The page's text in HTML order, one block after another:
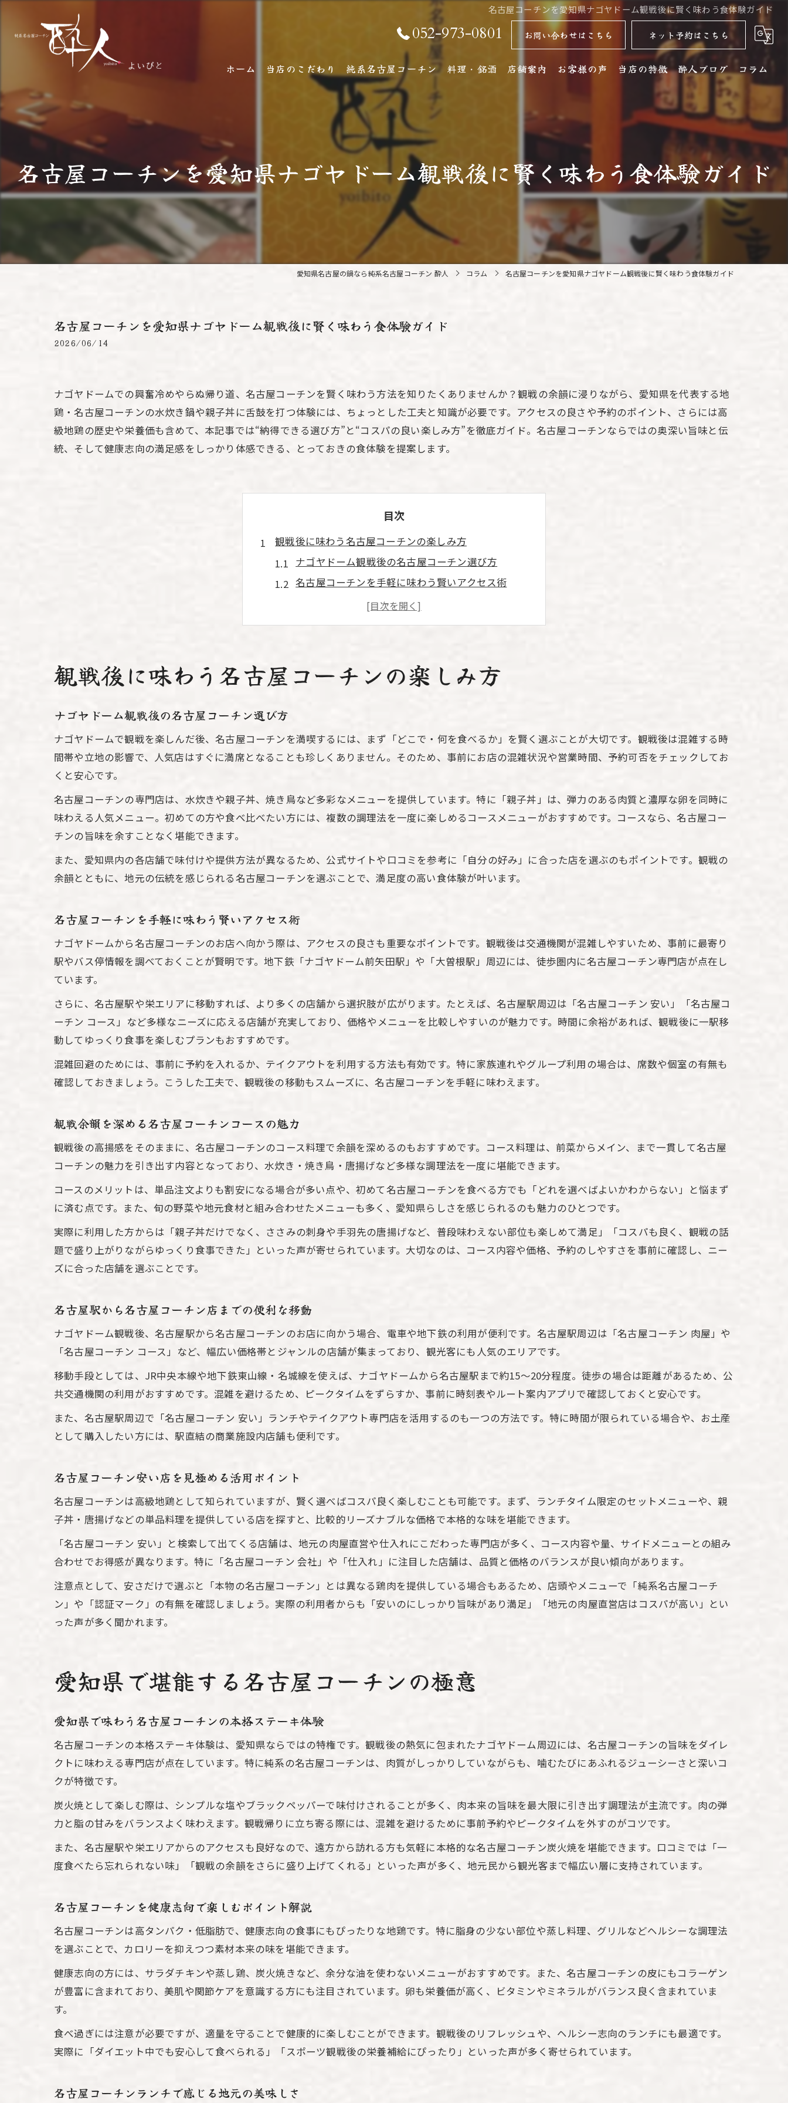
名古屋コーチンを愛知県ナゴヤドーム観戦後に賢く味わう食体験ガイド
052-973-0801 お問い合わせはこちら ネット予約はこちら
ホーム 当店のこだわり 純系名古屋コーチン
純系名古屋コーチンとは
料理・銘酒
厳選銘酒・地元の銘酒
店舗案内
店舗詳細
アクセス
お客様の声 当店の特徴
名古屋コーチン
コース
ディナー
酔人ブログ コラム
名古屋コーチンを愛知県ナゴヤドーム観戦後に賢く味わう食体験ガイド
愛知県名古屋の鍋なら純系名古屋コーチン 酔人 コラム 名古屋コーチンを愛知県ナゴヤドーム観戦後に賢く味わう食体験ガイド
名古屋コーチンを愛知県ナゴヤドーム観戦後に賢く味わう食体験ガイド
2026/06/14
ナゴヤドームでの興奮冷めやらぬ帰り道、名古屋コーチンを賢く味わう方法を知りたくありませんか？観戦の余韻に浸りながら、愛知県を代表する地
鶏・名古屋コーチンの水炊き鍋や親子丼に舌鼓を打つ体験には、ちょっとした工夫と知識が必要です。アクセスの良さや予約のポイント、さらには高
級地鶏の歴史や栄養価も含めて、本記事では“納得できる選び方”と“コスパの良い楽しみ方”を徹底ガイド。名古屋コーチンならではの奥深い旨味と伝
統、そして健康志向の満足感をしっかり体感できる、とっておきの食体験を提案します。
目次
観戦後に味わう名古屋コーチンの楽しみ方
ナゴヤドーム観戦後の名古屋コーチン選び方
名古屋コーチンを手軽に味わう賢いアクセス術
観戦余韻を深める名古屋コーチンコースの魅力
名古屋駅から名古屋コーチン店までの便利な移動
愛知県で堪能する名古屋コーチンの極意
愛知県で味わう名古屋コーチンの本格ステーキ体験
仕入れの知識で賢く選ぶ名古屋コーチン肉屋活用法
名古屋コーチンコース料理の奥深い楽しみ方
名古屋コーチンを味わうおすすめルート紹介
名古屋コーチンの仕入れ先を選ぶ際の注意点
健康志向に最適な名古屋コーチン卵の選び方
名古屋コーチンを使ったヘルシーメニュー提案
賢く予約する名古屋コーチン満喫術を解説
コース料理で味わう名古屋コーチンの満足体験
伝統ある名古屋コーチンの味と歴史を知る
愛知県が誇る名古屋コーチンの誕生物語
名古屋コーチン卵の価値と人気の理由を解説
名古屋コーチンの歴史から読み解く食文化の魅力
観戦後に味わう名古屋コーチンの楽しみ方
ナゴヤドーム観戦後の名古屋コーチン選び方
ナゴヤドームで観戦を楽しんだ後、名古屋コーチンを満喫するには、まず「どこで・何を食べるか」を賢く選ぶことが大切です。観戦後は混雑する時
間帯や立地の影響で、人気店はすぐに満席となることも珍しくありません。そのため、事前にお店の混雑状況や営業時間、予約可否をチェックしてお
くと安心です。
名古屋コーチンの専門店は、水炊きや親子丼、焼き鳥など多彩なメニューを提供しています。特に「親子丼」は、弾力のある肉質と濃厚な卵を同時に
味わえる人気メニュー。初めての方や食べ比べたい方には、複数の調理法を一度に楽しめるコースメニューがおすすめです。コースなら、名古屋コー
チンの旨味を余すことなく堪能できます。
また、愛知県内の各店舗で味付けや提供方法が異なるため、公式サイトや口コミを参考に「自分の好み」に合った店を選ぶのもポイントです。観戦の
余韻とともに、地元の伝統を感じられる名古屋コーチンを選ぶことで、満足度の高い食体験が叶います。
名古屋コーチンを手軽に味わう賢いアクセス術
ナゴヤドームから名古屋コーチンのお店へ向かう際は、アクセスの良さも重要なポイントです。観戦後は交通機関が混雑しやすいため、事前に最寄り
駅やバス停情報を調べておくことが賢明です。地下鉄「ナゴヤドーム前矢田駅」や「大曽根駅」周辺には、徒歩圏内に名古屋コーチン専門店が点在し
ています。
さらに、名古屋駅や栄エリアに移動すれば、より多くの店舗から選択肢が広がります。たとえば、名古屋駅周辺は「名古屋コーチン 安い」「名古屋コ
ーチン コース」など多様なニーズに応える店舗が充実しており、価格やメニューを比較しやすいのが魅力です。時間に余裕があれば、観戦後に一駅移
動してゆっくり食事を楽しむプランもおすすめです。
混雑回避のためには、事前に予約を入れるか、テイクアウトを利用する方法も有効です。特に家族連れやグループ利用の場合は、席数や個室の有無も
確認しておきましょう。こうした工夫で、観戦後の移動もスムーズに、名古屋コーチンを手軽に味わえます。
観戦余韻を深める名古屋コーチンコースの魅力
観戦後の高揚感をそのままに、名古屋コーチンのコース料理で余韻を深めるのもおすすめです。コース料理は、前菜からメイン、まで一貫して名古屋
コーチンの魅力を引き出す内容となっており、水炊き・焼き鳥・唐揚げなど多様な調理法を一度に堪能できます。
コースのメリットは、単品注文よりも割安になる場合が多い点や、初めて名古屋コーチンを食べる方でも「どれを選べばよいかわからない」と悩まず
に済む点です。また、旬の野菜や地元食材と組み合わせたメニューも多く、愛知県らしさを感じられるのも魅力のひとつです。
実際に利用した方からは「親子丼だけでなく、ささみの刺身や手羽先の唐揚げなど、普段味わえない部位も楽しめて満足」「コスパも良く、観戦の話
題で盛り上がりながらゆっくり食事できた」といった声が寄せられています。大切なのは、コース内容や価格、予約のしやすさを事前に確認し、ニー
ズに合った店舗を選ぶことです。
名古屋駅から名古屋コーチン店までの便利な移動
ナゴヤドーム観戦後、名古屋駅から名古屋コーチンのお店に向かう場合、電車や地下鉄の利用が便利です。名古屋駅周辺は「名古屋コーチン 肉屋」や
「名古屋コーチン コース」など、幅広い価格帯とジャンルの店舗が集まっており、観光客にも人気のエリアです。
移動手段としては、JR中央本線や地下鉄東山線・名城線を使えば、ナゴヤドームから名古屋駅まで約15〜20分程度。徒歩の場合は距離があるため、公
共交通機関の利用がおすすめです。混雑を避けるため、ピークタイムをずらすか、事前に時刻表やルート案内アプリで確認しておくと安心です。
また、名古屋駅周辺で「名古屋コーチン 安い」ランチやテイクアウト専門店を活用するのも一つの方法です。特に時間が限られている場合や、お土産
として購入したい方には、駅直結の商業施設内店舗も便利です。
名古屋コーチン安い店を見極める活用ポイント
名古屋コーチンは高級地鶏として知られていますが、賢く選べばコスパ良く楽しむことも可能です。まず、ランチタイム限定のセットメニューや、親
子丼・唐揚げなどの単品料理を提供している店を探すと、比較的リーズナブルな価格で本格的な味を堪能できます。
「名古屋コーチン 安い」と検索して出てくる店舗は、地元の肉屋直営や仕入れにこだわった専門店が多く、コース内容や量、サイドメニューとの組み
合わせでお得感が異なります。特に「名古屋コーチン 会社」や「仕入れ」に注目した店舗は、品質と価格のバランスが良い傾向があります。
注意点として、安さだけで選ぶと「本物の名古屋コーチン」とは異なる鶏肉を提供している場合もあるため、店頭やメニューで「純系名古屋コーチ
ン」や「認証マーク」の有無を確認しましょう。実際の利用者からも「安いのにしっかり旨味があり満足」「地元の肉屋直営店はコスパが高い」とい
った声が多く聞かれます。
愛知県で堪能する名古屋コーチンの極意
愛知県で味わう名古屋コーチンの本格ステーキ体験
名古屋コーチンの本格ステーキ体験は、愛知県ならではの特権です。観戦後の熱気に包まれたナゴヤドーム周辺には、名古屋コーチンの旨味をダイレ
クトに味わえる専門店が点在しています。特に純系の名古屋コーチンは、肉質がしっかりしていながらも、噛むたびにあふれるジューシーさと深いコ
クが特徴です。
炭火焼として楽しむ際は、シンプルな塩やブラックペッパーで味付けされることが多く、肉本来の旨味を最大限に引き出す調理法が主流です。肉の弾
力と脂の甘みをバランスよく味わえます。観戦帰りに立ち寄る際には、混雑を避けるために事前予約やピークタイムを外すのがコツです。
また、名古屋駅や栄エリアからのアクセスも良好なので、遠方から訪れる方も気軽に本格的な名古屋コーチン炭火焼を堪能できます。口コミでは「一
度食べたら忘れられない味」「観戦の余韻をさらに盛り上げてくれる」といった声が多く、地元民から観光客まで幅広い層に支持されています。
名古屋コーチンを健康志向で楽しむポイント解説
名古屋コーチンは高タンパク・低脂肪で、健康志向の食事にもぴったりな地鶏です。特に脂身の少ない部位や蒸し料理、グリルなどヘルシーな調理法
を選ぶことで、カロリーを抑えつつ素材本来の味を堪能できます。
健康志向の方には、サラダチキンや蒸し鶏、炭火焼きなど、余分な油を使わないメニューがおすすめです。また、名古屋コーチンの皮にもコラーゲン
が豊富に含まれており、美肌や関節ケアを意識する方にも注目されています。卵も栄養価が高く、ビタミンやミネラルがバランス良く含まれていま
す。
食べ過ぎには注意が必要ですが、適量を守ることで健康的に楽しむことができます。観戦後のリフレッシュや、ヘルシー志向のランチにも最適です。
実際に「ダイエット中でも安心して食べられる」「スポーツ観戦後の栄養補給にぴったり」といった声が多く寄せられています。
名古屋コーチンランチで感じる地元の美味しさ